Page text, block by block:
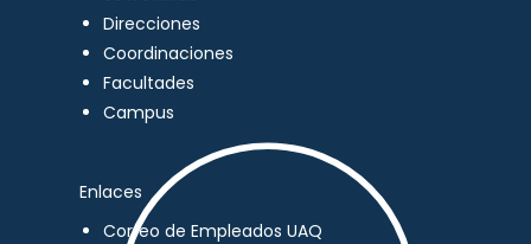
Direcciones
Coordinaciones
Facultades
Campus
Enlaces
Correo de Empleados UAQ